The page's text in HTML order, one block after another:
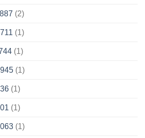
(2)
(1)
(1)
(1)
(1)
(1)
(1)